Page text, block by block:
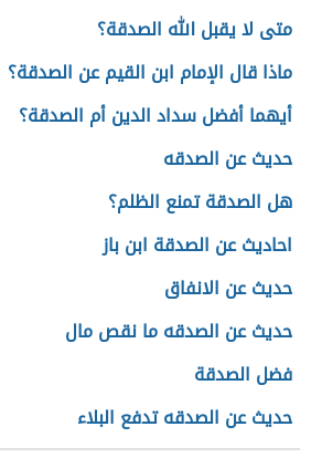
متى لا يقبل الله الصدقة؟
ماذا قال الإمام ابن القيم عن الصدقة؟
أيهما أفضل سداد الدين أم الصدقة؟
حديث عن الصدقه
هل الصدقة تمنع الظلم؟
احاديث عن الصدقة ابن باز
حديث عن الانفاق
حديث عن الصدقه ما نقص مال
فضل الصدقة
حديث عن الصدقه تدفع البلاء